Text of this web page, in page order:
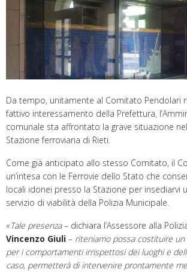
Da tempo, unitamente al Comitato Pendolari
fattivo interessamento della Prefettura,
comunale sta affrontato la grave situazione
Stazione ferroviaria di Rieti.
Come già anticipato allo stesso Comitato, il
un’intesa con le Ferrovie dello Stato che
locali idonei presso la Stazione per insediarvi
servizio di viabilità della Polizia Municipale.
«Tale presenza– dichiara l’Assessore alla
Vincenzo Giuli – riteniamo possa costituire
per i comportamenti irrispettosi dei luoghi e
caso, permetterà di intervenire prontamente